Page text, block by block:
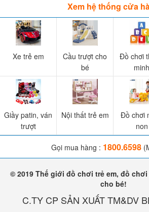
Chơi xe trượt scooter mang
quan trọng cho sự phát triển
nên biết:
Phát triển kỹ năng vận động:
giúp trẻ phát triển kỹ năng cơ
trung, và tối ưu hóa sự điều
thể giúp trẻ cải thiện khả năng
con.
Xem hệ thống cửa
Xe trẻ em
Cầu trượt cho
bé
Đồ chơi
minh
Giầy patin, ván
trượt
Nội thất trẻ em
Đồ chơi
non
Gọi mua hàng : 1800.6598
© 2019 Thế giới đồ chơi trẻ em, đồ
cho bé!
C.TY CP SẢN XUẤT TM&DV